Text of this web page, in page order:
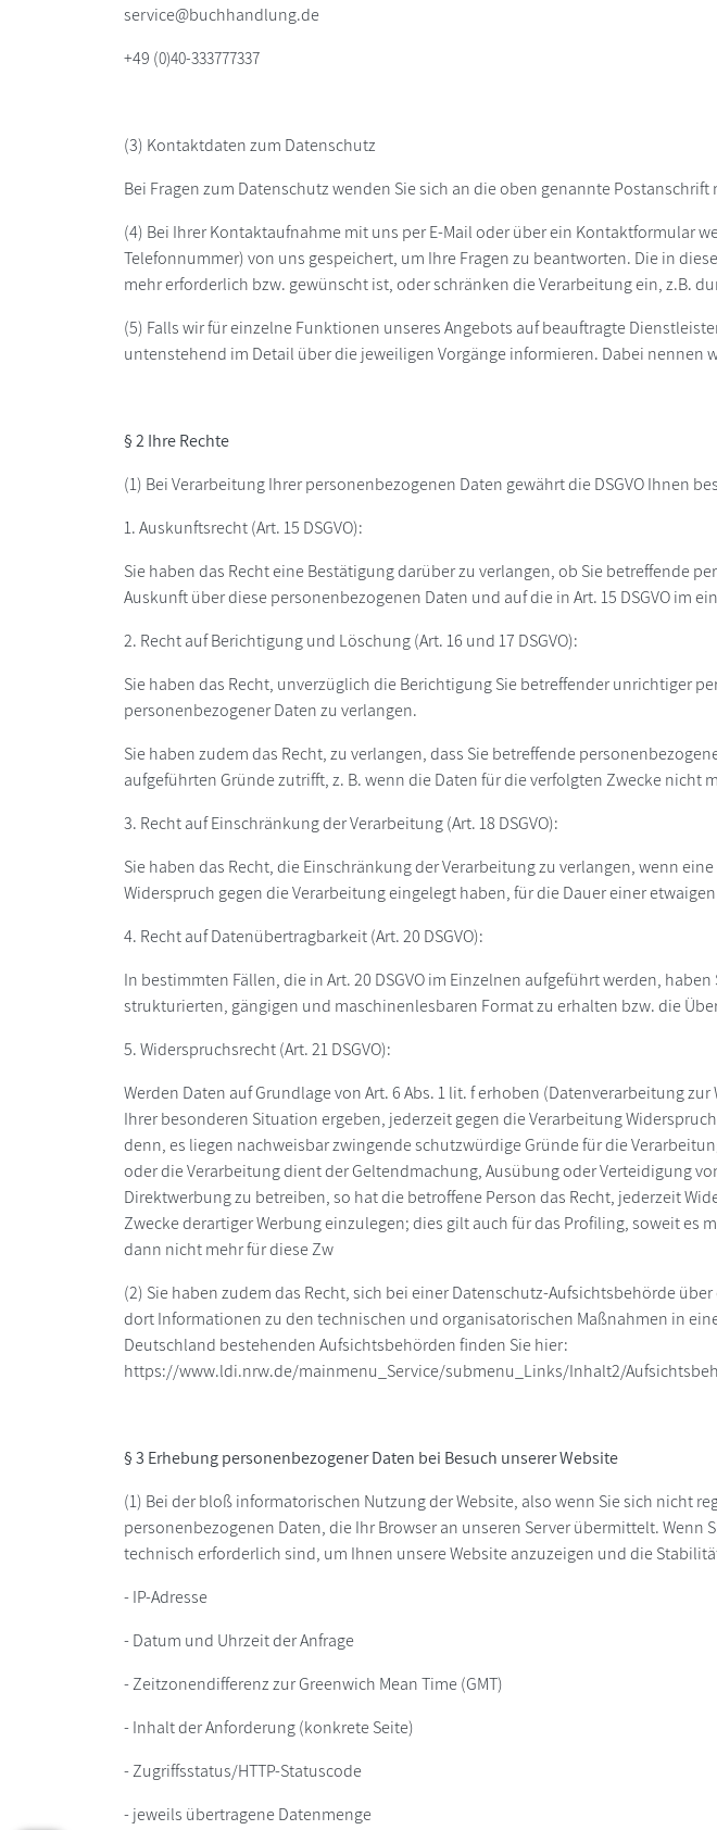
service@buchhandlung.de
+49 (0)40-333777337
(3) Kontaktdaten zum Datenschutz
Bei Fragen zum Datenschutz wenden Sie sich an die oben genannte
(4) Bei Ihrer Kontaktaufnahme mit uns per E-Mail oder über ein Kontaktformular
Telefonnummer) von uns gespeichert, um Ihre Fragen zu beantworten. Die in
mehr erforderlich bzw. gewünscht ist, oder schränken die Verarbeitung ein, z.B.
(5) Falls wir für einzelne Funktionen unseres Angebots auf beauftragte
untenstehend im Detail über die jeweiligen Vorgänge informieren. Dabei nennen
§ 2 Ihre Rechte
(1) Bei Verarbeitung Ihrer personenbezogenen Daten gewährt die DSGVO Ihnen
1. Auskunftsrecht (Art. 15 DSGVO):
Sie haben das Recht eine Bestätigung darüber zu verlangen, ob Sie betreffende
Auskunft über diese personenbezogenen Daten und auf die in Art. 15 DSGVO im
2. Recht auf Berichtigung und Löschung (Art. 16 und 17 DSGVO):
Sie haben das Recht, unverzüglich die Berichtigung Sie betreffender unrichtiger
personenbezogener Daten zu verlangen.
Sie haben zudem das Recht, zu verlangen, dass Sie betreffende
aufgeführten Gründe zutrifft, z. B. wenn die Daten für die verfolgten Zwecke nicht
3. Recht auf Einschränkung der Verarbeitung (Art. 18 DSGVO):
Sie haben das Recht, die Einschränkung der Verarbeitung zu verlangen, wenn
Widerspruch gegen die Verarbeitung eingelegt haben, für die Dauer einer
4. Recht auf Datenübertragbarkeit (Art. 20 DSGVO):
In bestimmten Fällen, die in Art. 20 DSGVO im Einzelnen aufgeführt werden,
strukturierten, gängigen und maschinenlesbaren Format zu erhalten bzw. die
5. Widerspruchsrecht (Art. 21 DSGVO):
Werden Daten auf Grundlage von Art. 6 Abs. 1 lit. f erhoben (Datenverarbeitung
Ihrer besonderen Situation ergeben, jederzeit gegen die Verarbeitung
denn, es liegen nachweisbar zwingende schutzwürdige Gründe für die
oder die Verarbeitung dient der Geltendmachung, Ausübung oder Verteidigung
Direktwerbung zu betreiben, so hat die betroffene Person das Recht, jederzeit
Zwecke derartiger Werbung einzulegen; dies gilt auch für das Profiling, soweit
dann nicht mehr für diese Zw
(2) Sie haben zudem das Recht, sich bei einer Datenschutz-Aufsichtsbehörde
dort Informationen zu den technischen und organisatorischen Maßnahmen in
Deutschland bestehenden Aufsichtsbehörden finden Sie hier:
https://www.ldi.nrw.de/mainmenu_Service/submenu_Links/Inhalt2/
§ 3 Erhebung personenbezogener Daten bei Besuch unserer Website
(1) Bei der bloß informatorischen Nutzung der Website, also wenn Sie sich
personenbezogenen Daten, die Ihr Browser an unseren Server übermittelt.
technisch erforderlich sind, um Ihnen unsere Website anzuzeigen und die
- IP-Adresse
- Datum und Uhrzeit der Anfrage
- Zeitzonendifferenz zur Greenwich Mean Time (GMT)
- Inhalt der Anforderung (konkrete Seite)
- Zugriffsstatus/HTTP-Statuscode
- jeweils übertragene Datenmenge